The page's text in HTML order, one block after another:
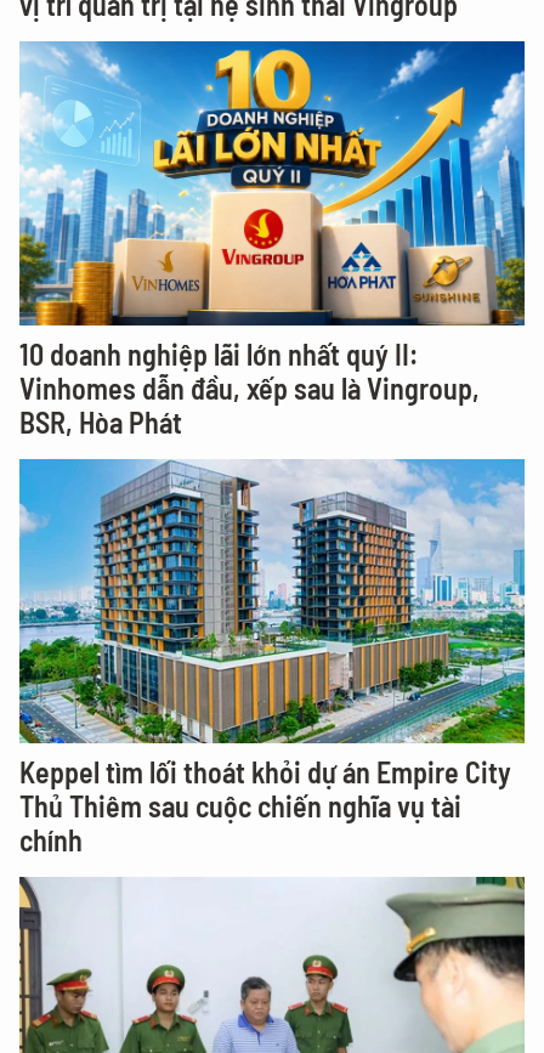
10 doanh nghiệp lãi lớn nhất quý II:
Vinhomes dẫn đầu, xếp sau là Vingroup,
BSR, Hòa Phát
Keppel tìm lối thoát khỏi dự án Empire City
Thủ Thiêm sau cuộc chiến nghĩa vụ tài
chính